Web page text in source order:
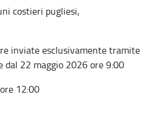
costieri pugliesi,
inviate esclusivamente tramite
22 maggio 2026 ore 9:00
12:00